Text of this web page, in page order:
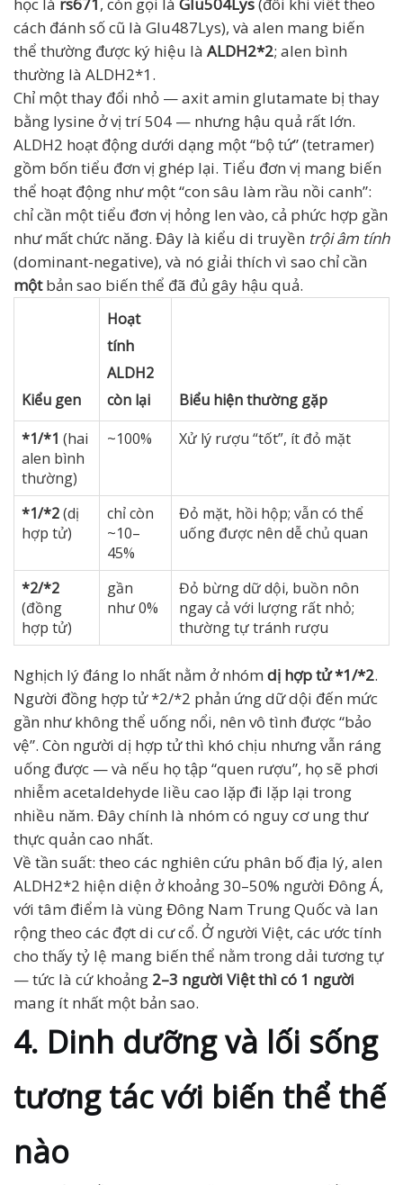
cách đánh số cũ là Glu487Lys), và alen mang biến
thể thường được ký hiệu là ALDH2*2; alen bình
thường là ALDH2*1.
Chỉ một thay đổi nhỏ — axit amin glutamate bị thay
bằng lysine ở vị trí 504 — nhưng hậu quả rất lớn.
ALDH2 hoạt động dưới dạng một “bộ tứ” (tetramer)
gồm bốn tiểu đơn vị ghép lại. Tiểu đơn vị mang biến
thể hoạt động như một “con sâu làm rầu nồi canh”:
chỉ cần một tiểu đơn vị hỏng len vào, cả phức hợp gần
như mất chức năng. Đây là kiểu di truyền trội âm tính
(dominant-negative), và nó giải thích vì sao chỉ cần
mộtbản sao biến thể đã đủ gây hậu quả.
Kiểu gen
Hoạt
tính
ALDH2
còn lại
Biểu hiện thường gặp
*1/*1 (hai
alen bình
thường)
~100% Xử lý rượu “tốt”, ít đỏ mặt
*1/*2(dị
hợp tử)
chỉ còn
~10–
45%
Đỏ mặt, hồi hộp; vẫn có thể
uống được nên dễ chủ quan
*2/*2
(đồng
hợp tử)
gần
như 0%
Đỏ bừng dữ dội, buồn nôn
ngay cả với lượng rất nhỏ;
thường tự tránh rượu
Nghịch lý đáng lo nhất nằm ở nhóm dị hợp tử *1/*2.
Người đồng hợp tử *2/*2 phản ứng dữ dội đến mức
gần như không thể uống nổi, nên vô tình được “bảo
vệ”. Còn người dị hợp tử thì khó chịu nhưng vẫn ráng
uống được — và nếu họ tập “quen rượu”, họ sẽ phơi
nhiễm acetaldehyde liều cao lặp đi lặp lại trong
nhiều năm. Đây chính là nhóm có nguy cơ ung thư
thực quản cao nhất.
Về tần suất: theo các nghiên cứu phân bố địa lý, alen
ALDH2*2 hiện diện ở khoảng 30–50% người Đông Á,
với tâm điểm là vùng Đông Nam Trung Quốc và lan
rộng theo các đợt di cư cổ. Ở người Việt, các ước tính
cho thấy tỷ lệ mang biến thể nằm trong dải tương tự
— tức là cứ khoảng 2–3 người Việt thì có 1 người
mang ít nhất một bản sao.
4. Dinh dưỡng và lối sống
tương tác với biến thể thế
nào